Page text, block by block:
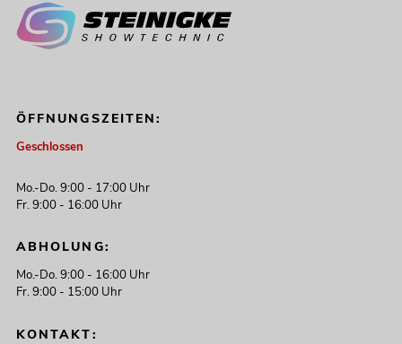
ÖFFNUNGSZEITEN:
Geschlossen
Mo.-Do. 9:00 - 17:00 Uhr
Fr. 9:00 - 16:00 Uhr
ABHOLUNG:
Mo.-Do. 9:00 - 16:00 Uhr
Fr. 9:00 - 15:00 Uhr
KONTAKT: